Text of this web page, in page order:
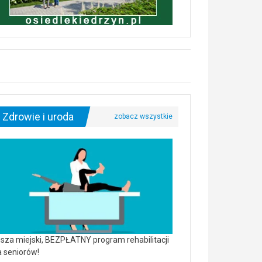
Zdrowie i uroda
miejski, BEZPŁATNY program rehabilitacji
seniorów!